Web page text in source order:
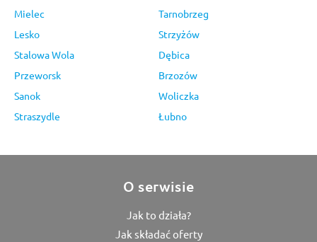
Mielec
Tarnobrzeg
Lesko
Strzyżów
Stalowa Wola
Dębica
Przeworsk
Brzozów
Sanok
Woliczka
Straszydle
Łubno
O serwisie
Jak to działa?
Jak składać oferty